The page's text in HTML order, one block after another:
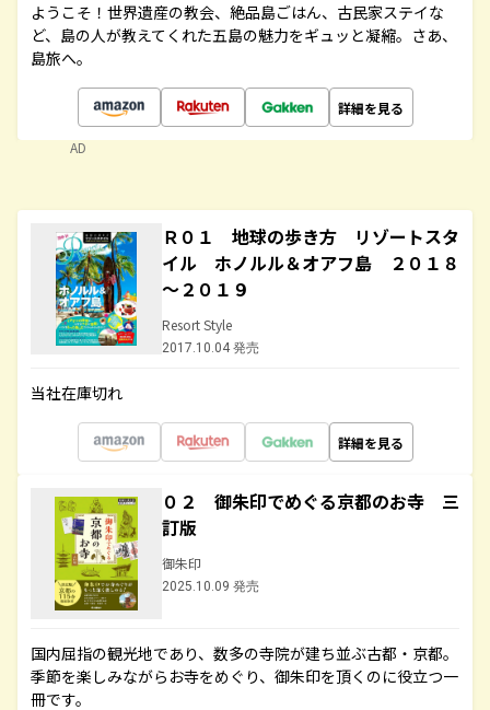
ようこそ！世界遺産の教会、絶品島ごはん、古民家ステイな
ど、島の人が教えてくれた五島の魅力をギュッと凝縮。さあ、
島旅へ。
詳細を見る
AD
Ｒ０１ 地球の歩き方 リゾートスタ
イル ホノルル＆オアフ島 ２０１８
～２０１９
Resort Style
2017.10.04 発売
当社在庫切れ
詳細を見る
０２ 御朱印でめぐる京都のお寺 三
訂版
御朱印
2025.10.09 発売
国内屈指の観光地であり、数多の寺院が建ち並ぶ古都・京都。
季節を楽しみながらお寺をめぐり、御朱印を頂くのに役立つ一
冊です。